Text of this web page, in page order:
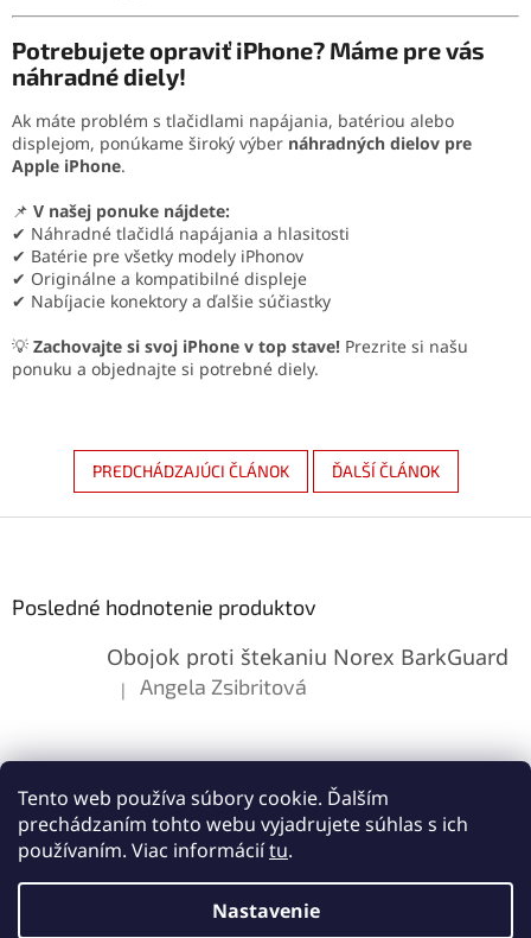
Tento web používa súbory cookie. Ďalším
prechádzaním tohto webu vyjadrujete súhlas s ich
používaním. Viac informáciítu.
Nastavenie
Potrebujete opraviť iPhone? Máme pre vás
náhradné diely!
Ak máte problém s tlačidlami napájania, batériou alebo
displejom, ponúkame široký výber náhradných dielov pre
Apple iPhone.
📌 V našej ponuke nájdete:
✔ Náhradné tlačidlá napájania a hlasitosti
✔ Batérie pre všetky modely iPhonov
✔ Originálne a kompatibilné displeje
✔ Nabíjacie konektory a ďalšie súčiastky
💡 Zachovajte si svoj iPhone v top stave! Prezrite si našu
ponuku a objednajte si potrebné diely.
PREDCHÁDZAJÚCI ČLÁNOK ĎALŠÍ ČLÁNOK
Posledné hodnotenie produktov
Obojok proti štekaniu Norex BarkGuard
Hodnotenie produktu je 5 z 5 hviezdičiek.
| Angela Zsibritová
Vytvoril Shoptet